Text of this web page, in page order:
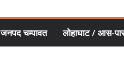
जनपद चम्पावत लोहाघाट / आस-